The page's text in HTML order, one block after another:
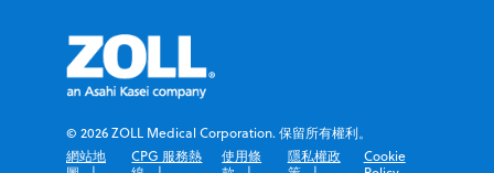
治療成效
在正確的時間取得正確的資料，對於改善患者治療成效非
快速取得他們所需要的資訊，進而能夠在幫助患者時做出
治療成效
在正確的時間取得正確的資料，對於改善患者治療成效非
快速取得他們所需要的資訊，進而能夠在幫助患者時做出
治療成效
在正確的時間取得正確的資料，對於改善患者治療成效非
快速取得他們所需要的資訊，進而能夠在幫助患者時做出
© 2026 ZOLL Medical Corporation. 保留所有權利。
網站地
CPG 服務熱
使用條
隱私權政
Cookie